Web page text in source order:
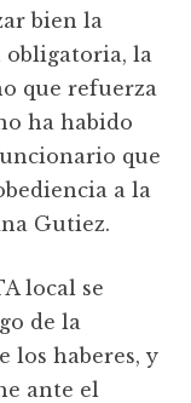
bien la
la
que refuerza
ha habido
que
a la
Gutiez.
local se
de la
los haberes, y
ante el